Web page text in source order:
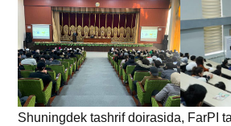
Shuningdek tashrif doirasida, FarPI